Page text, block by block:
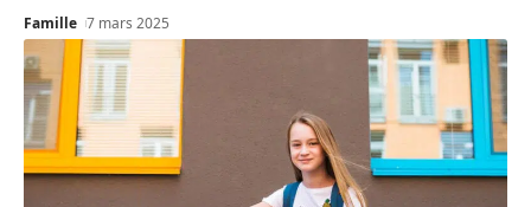
Famille 7 mars 2025